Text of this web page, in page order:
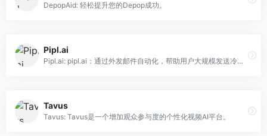
DepopAid: 轻松提升您的Depop成功。
Pipl.ai
Pipl.ai: pipl.ai：通过外发邮件自动化，帮助用户大规模发送冷邮件。
Tavus
Tavus: Tavus是一个增加观众参与度的个性化视频AI平台。